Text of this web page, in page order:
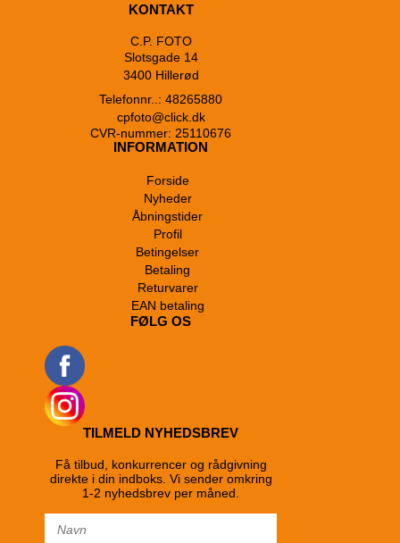
KONTAKT
C.P. FOTO
Slotsgade 14
3400 Hillerød
Telefonnr..: 48265880
cpfoto@click.dk
CVR-nummer: 25110676
INFORMATION
Forside
Nyheder
Åbningstider
Profil
Betingelser
Betaling
Returvarer
EAN betaling
FØLG OS
TILMELD NYHEDSBREV
Få tilbud, konkurrencer og rådgivning
direkte i din indboks. Vi sender omkring
1-2 nyhedsbrev per måned.